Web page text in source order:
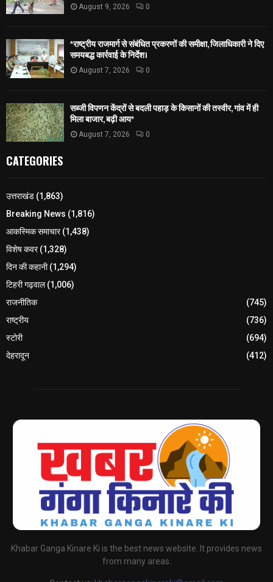
August 9, 2026 0
*राष्ट्रीय राजमार्ग से संबंधित प्रकरणों की समीक्षा, जिलाधिकारी ने दिए
समयबद्ध कार्रवाई के निर्देश।
August 7, 2026 0
सब्जी विपणन केंद्रों से बदली पहाड़ के किसानों की तस्वीर, गांव में ही
मिला बाजार, बढ़ी आय*
August 7, 2026 0
CATEGORIES
उत्तराखंड (1,863)
Breaking News (1,816)
आकस्मिक समाचार(1,438)
विशेष कवर(1,328)
दिन की कहानी(1,294)
टिहरी गढ़वाल(1,006)
राजनीतिक
(745)
राष्ट्रीय
(736)
स्टोरी
(694)
देहरादून
(412)
Khabar Ganga Kinare Ki is the best news website. It provides news
from many areas.